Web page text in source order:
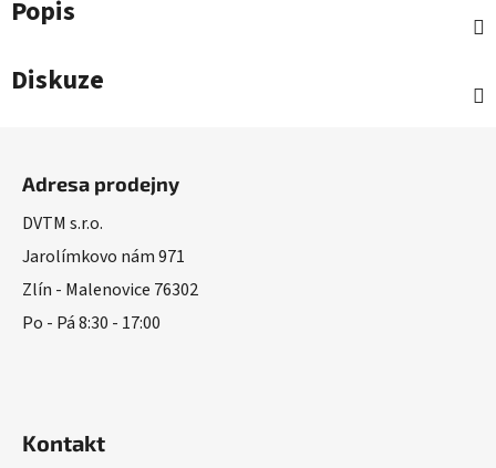
Popis
Diskuze
Adresa prodejny
DVTM s.r.o.
Jarolímkovo nám 971
Zlín - Malenovice 76302
Po - Pá 8:30 - 17:00
Kontakt